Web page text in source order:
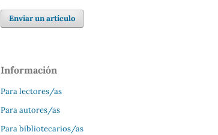
Enviar un artículo
Información
Para lectores/as
Para autores/as
Para bibliotecarios/as